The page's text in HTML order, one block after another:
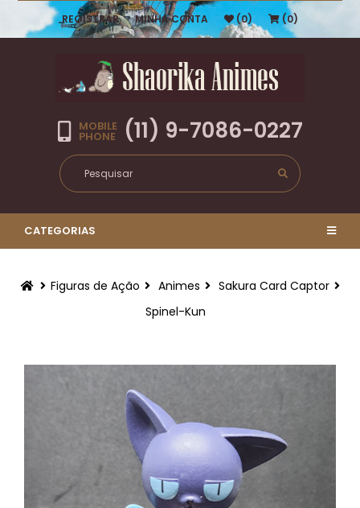
REGISTRAR MINHA CONTA (0) (0)
MOBILE
PHONE (11) 9-7086-0227
CATEGORIAS
Figuras de Ação Animes
Sakura Card Captor
Spinel-Kun